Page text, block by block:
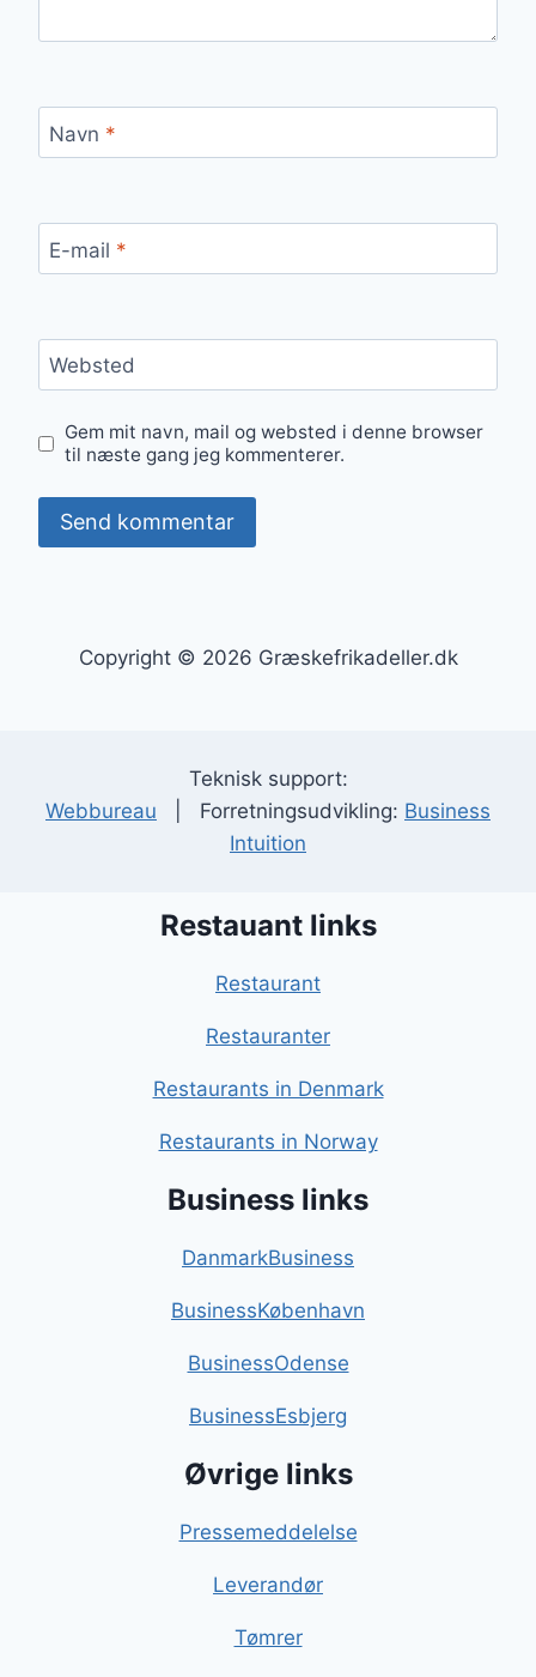
Navn *
E-mail *
Websted
Gem mit navn, mail og websted i denne browser
til næste gang jeg kommenterer.
Copyright © 2026 Græskefrikadeller.dk
Teknisk support:
Webbureau | Forretningsudvikling: Business
Intuition
Restauant links
Restaurant
Restauranter
Restaurants in Denmark
Restaurants in Norway
Business links
DanmarkBusiness
BusinessKøbenhavn
BusinessOdense
BusinessEsbjerg
Øvrige links
Pressemeddelelse
Leverandør
Tømrer